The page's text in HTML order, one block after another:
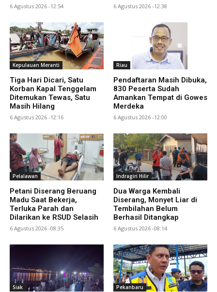
6 Agustus 2026 -12:54 6 Agustus 2026 -12:38
Kepulauan Meranti
Tiga Hari Dicari, Satu
Korban Kapal Tenggelam
Ditemukan Tewas, Satu
Masih Hilang
6 Agustus 2026 -12:16
Riau
Pendaftaran Masih Dibuka,
830 Peserta Sudah
Amankan Tempat di Gowes
Merdeka
6 Agustus 2026 -12:00
Pelalawan
Petani Diserang Beruang
Madu Saat Bekerja,
Terluka Parah dan
Dilarikan ke RSUD Selasih
6 Agustus 2026 -08:35
Indragiri Hilir
Dua Warga Kembali
Diserang, Monyet Liar di
Tembilahan Belum
Berhasil Ditangkap
6 Agustus 2026 -08:14
Siak Pekanbaru